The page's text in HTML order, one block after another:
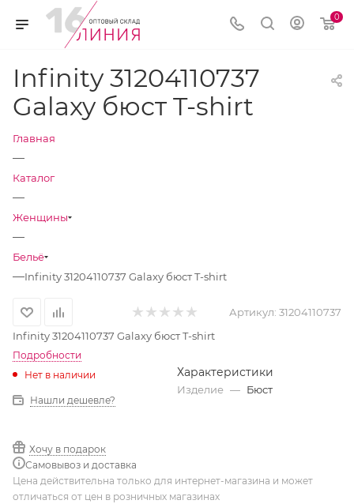
0
Infinity 31204110737
Galaxy бюст T-shirt
Главная
—
Каталог
—
Женщины
—
Бельё
—Infinity 31204110737 Galaxy бюст T-shirt
Артикул: 31204110737
Infinity 31204110737 Galaxy бюст T-shirt
Подробности
Нет в наличии
Нашли дешевле?
Хочу в подарок
Самовывоз и доставка
Характеристики
Изделие — Бюст
Цена действительна только для интернет-магазина и может
отличаться от цен в розничных магазинах